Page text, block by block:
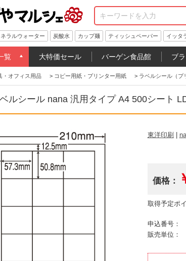
ネラルウォーター 炭酸水 カップ麺 ティッシュペーパー イッタ
覧 大特価セール バーゲン食品館 ブ
・オフィス用品 > コピー用紙・プリンター用紙 > ラベルシール（プ
ルシール nana 汎用タイプ A4 500シート
東洋印刷
価格：
取得予定ポ
申込番号：
販売単位：